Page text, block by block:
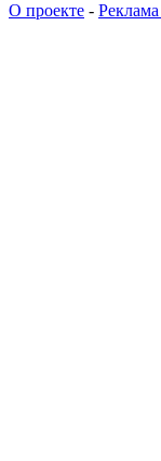
О проекте -